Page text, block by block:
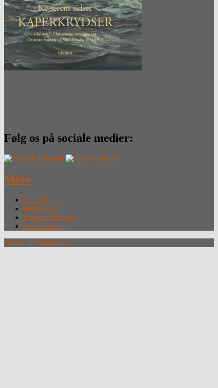
Følg os på sociale medier:
Meta
Log ind
Indlægsfeed
Kommentarfeed
WordPress.org
Drevet af WordPress